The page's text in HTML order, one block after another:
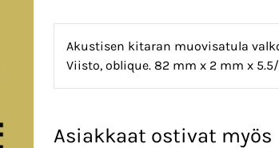
Akustisen kitaran muovisatula
Viisto, oblique. 82 mm x 2 mm x
Asiakkaat ostivat myös